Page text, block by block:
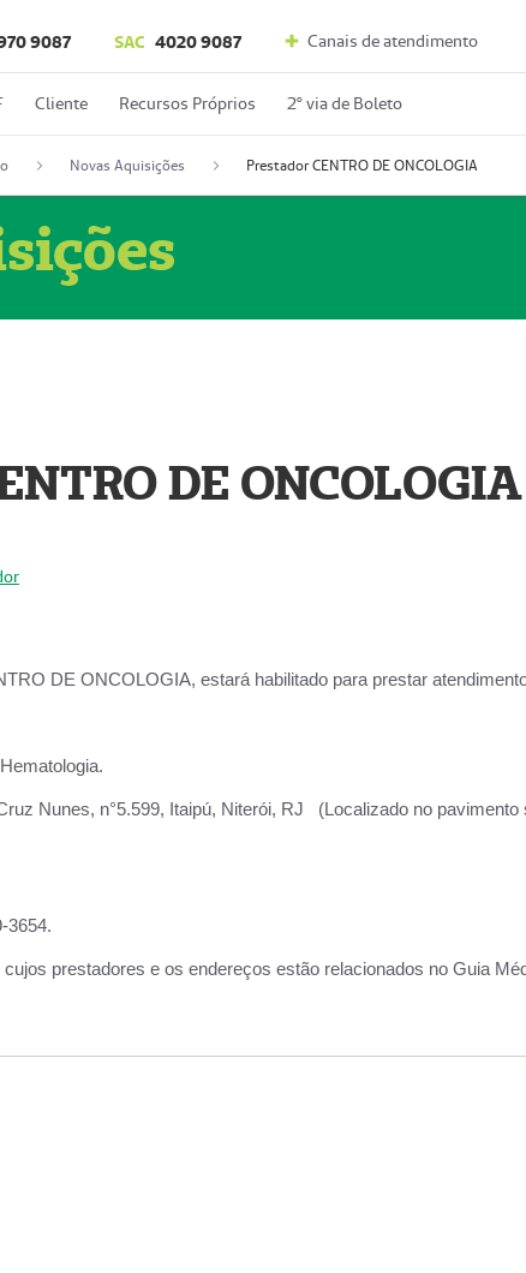
9087 SAC 4020 9087 Canais de atendimento
Cliente Recursos Próprios 2º via de Boleto
Novas Aquisições Prestador CENTRO DE ONCOLOGIA
DE ONCOLOGIA
DE ONCOLOGIA, estará habilitado para prestar
Nunes, n°5.599, Itaipú, Niterói, RJ (Localizado no pavimento
3654.
prestadores e os endereços estão relacionados no Guia